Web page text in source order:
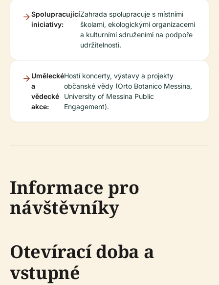
Spolupracující
iniciativy:
Zahrada spolupracuje s místními
školami, ekologickými organizacemi
a kulturními sdruženími na podpoře
udržitelnosti.
Umělecké
a
vědecké
akce:
Hostí koncerty, výstavy a projekty
občanské vědy (Orto Botanico Messina,
University of Messina Public
Engagement).
Informace pro
návštěvníky
Otevírací doba a
vstupné